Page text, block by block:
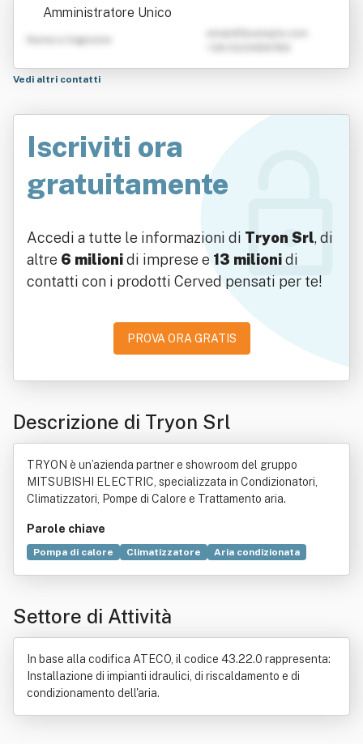
Amministratore Unico
Nome e Cognome
Vedi altri contatti
Iscriviti ora
gratuitamente
Accedi a tutte le informazioni di Tryon Srl, di
altre 6 milionidi imprese e 13 milionidi
contatti con i prodotti Cerved pensati per te!
PROVA ORA GRATIS
Descrizione di Tryon Srl
TRYON è un’azienda partner e showroom del gruppo
MITSUBISHI ELECTRIC, specializzata in Condizionatori,
Climatizzatori, Pompe di Calore e Trattamento aria.
Parole chiave
Pompa di calore Climatizzatore
Aria condizionata
Tecnologia
Cessione del credito
Mitsubishi Heavy Industries
Pizzeria
Pubblicità
Ristorante
Totip
Settore di Attività
In base alla codifica ATECO, il codice 43.22.0 rappresenta:
Installazione di impianti idraulici, di riscaldamento e di
condizionamento dell'aria.